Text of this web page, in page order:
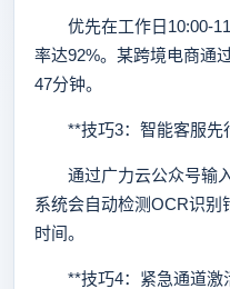
优先在工作日10:00-
率达92%。某跨境电商通
47分钟。
**技巧3：智能客服先
通过广力云公众号输入"
系统会自动检测OCR识别
时间。
**技巧4：紧急通道激